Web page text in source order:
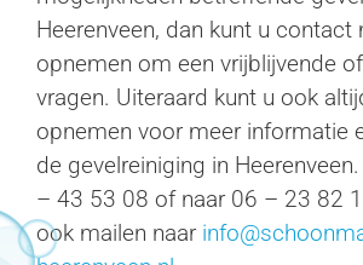
Heerenveen, dan kunt u contact
opnemen om een vrijblijvende
vragen. Uiteraard kunt u ook
opnemen voor meer informatie
de gevelreiniging in
– 43 53 08 of naar 06 – 23 82
ook mailen naar